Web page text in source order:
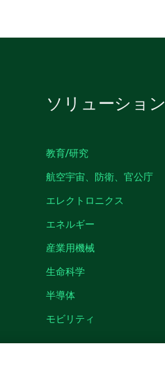
ソリューション
教育/研究
航空宇宙、防衛、官公庁
エレクトロニクス
エネルギー
産業用機械
生命科学
半導体
モビリティ